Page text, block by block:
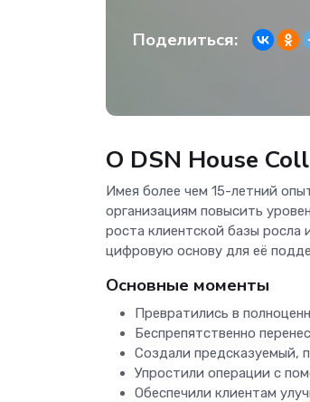
Поделиться:
О DSN House
Имея более чем 15-летний
организациям повысить
роста клиентской базы
цифровую основу для её
Основные моменты
Превратились в
Беспрепятственно
Создали предсказуемый,
Упростили операции с
Обеспечили клиентам